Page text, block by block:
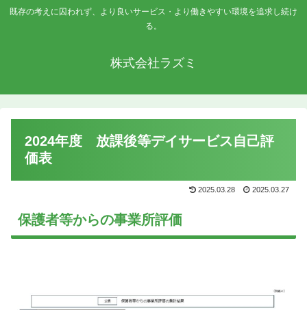
既存の考えに囚われず、より良いサービス・より働きやすい環境を追求し続け
る。
株式会社ラズミ
2024年度 放課後等デイサービス自己評
価表
2025.03.28 2025.03.27
保護者等からの事業所評価